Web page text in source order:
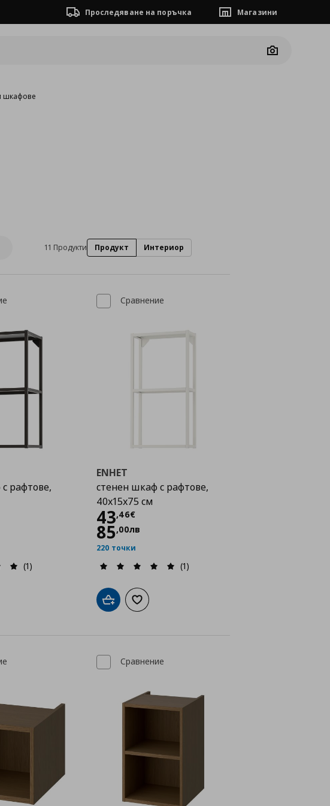
Проследяване на поръчка Магазини
Camera
шкафове
11 Продукти Продукт Интериор
рафтове,
(1)
към списъка с любими
Сравнение
ENHET
стенен шкаф с рафтове,
40x15x75 см
43,46€
Цена
85,00лв
220 точки
(1)
Добави в кошницата
Добави към списъка с любими
Сравнение